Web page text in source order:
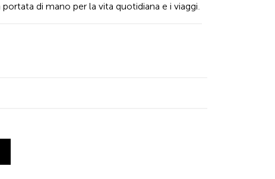
di mano per la vita quotidiana e i viaggi.